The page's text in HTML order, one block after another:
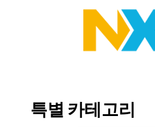
특별 카테고리